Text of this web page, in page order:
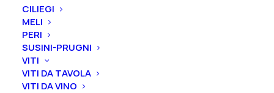
CILIEGI
MELI
PERI
SUSINI-PRUGNI
VITI
VITI DA TAVOLA
VITI DA VINO
le
farfalle
"Occhi
di
Fata"
quantità
Puoi acquistare ora questo prodotto contattandoci e
indicando la dimensione del vaso desiderata e la
quantità
ORDINA SU WHATSAPP